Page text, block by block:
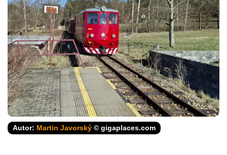
Autor: Martin Javorský © gigaplaces.com